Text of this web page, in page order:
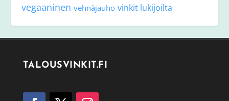
vegaaninen vehnäjauho vinkit lukijoilta
TALOUSVINKIT.FI